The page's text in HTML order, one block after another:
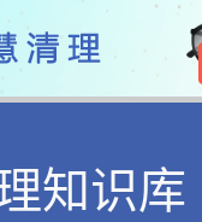
知识库